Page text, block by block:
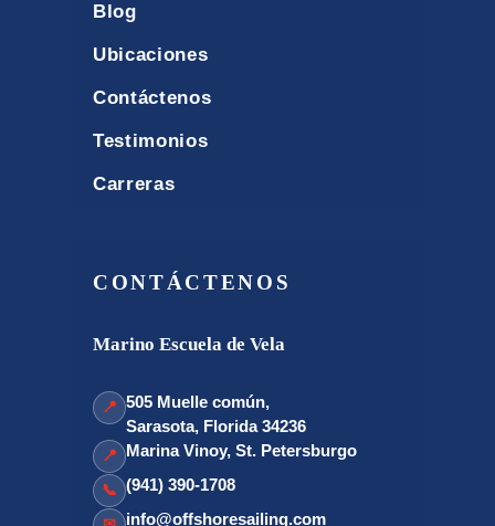
Blog
Ubicaciones
Contáctenos
Testimonios
Carreras
CONTÁCTENOS
Marino Escuela de Vela
📍 505 Muelle común,
Sarasota, Florida 34236
📍 Marina Vinoy, St. Petersburgo
📞 (941) 390-1708
info@offshoresailing.com